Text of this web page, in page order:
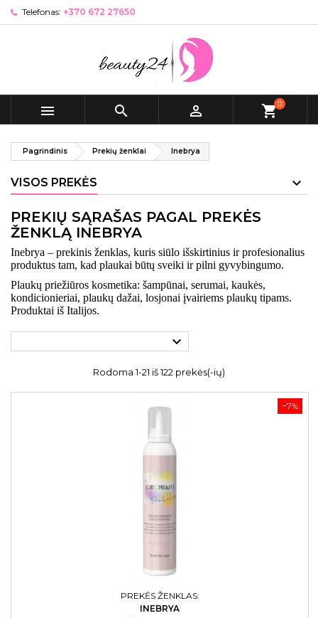
Telefonas: +370 672 27650
   shopping_cart0
Pagrindinis Prekių ženklai Inebrya
VISOS PREKĖS
PREKIŲ SĄRAŠAS PAGAL PREKĖS
ŽENKLĄ INEBRYA
Inebrya – prekinis ženklas, kuris siūlo išskirtinius ir profesionalius
produktus tam, kad plaukai būtų sveiki ir pilni gyvybingumo.
Plaukų priežiūros kosmetika: šampūnai, serumai, kaukės,
kondicionieriai, plaukų dažai, losjonai įvairiems plaukų tipams.
Produktai iš Italijos.

Rodoma 1-21 iš 122 prekės(-ių)
−7%
PREKĖS ŽENKLAS:
INEBRYA